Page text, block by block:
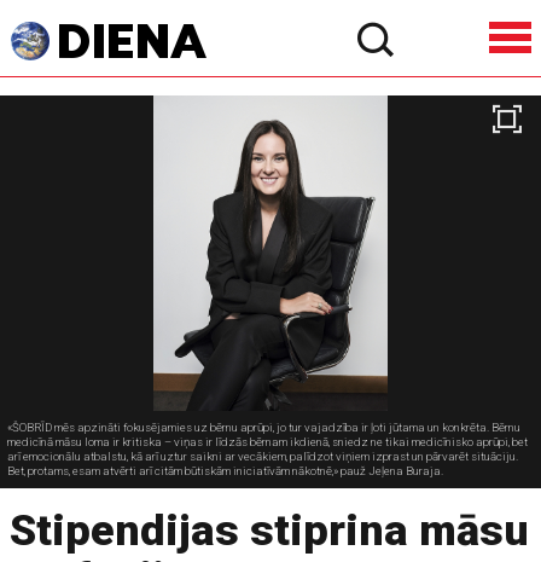
«ŠOBRĪD mēs apzināti fokusējamies uz bērnu aprūpi, jo tur vajadzība ir ļoti jūtama un konkrēta. Bērnu
medicīnā māsu loma ir kritiska – viņas ir līdzās bērnam ikdienā, sniedz ne tikai medicīnisko aprūpi, bet
arī emocionālu atbalstu, kā arī uztur saikni ar vecākiem, palīdzot viņiem izprast un pārvarēt situāciju.
Bet, protams, esam atvērti arī citām būtiskām iniciatīvām nākotnē,» pauž Jeļena Buraja.
Stipendijas stiprina māsu